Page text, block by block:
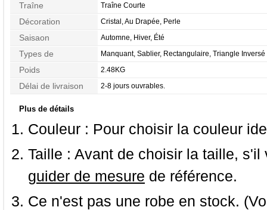
Traîne Traîne Courte
Décoration Cristal, Au Drapée, Perle
Saisaon Automne, Hiver, Été
Types de
Morphologie
Manquant, Sablier, Rectangulaire, Triangle Inversé
Poids 2.48KG
Délai de livraison 2-8 jours ouvrables.
Plus de détails
Couleur : Pour choisir la couleur
Taille : Avant de choisir la taille,
guider de mesure de référence.
Ce n'est pas une robe en stock.